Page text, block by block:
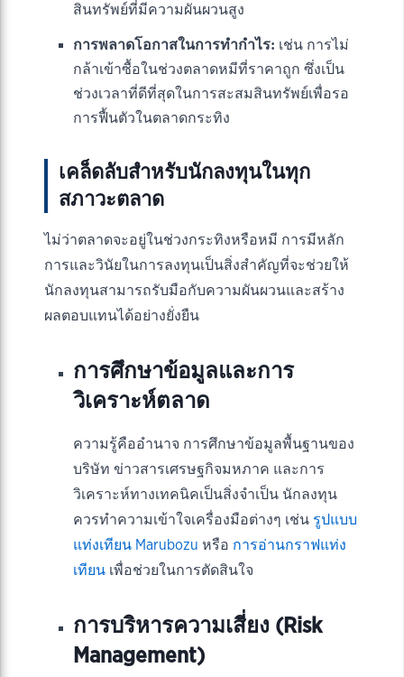
สินทรัพย์ที่มีความผันผวนสูง
การพลาดโอกาสในการทำกำไร: เช่น การไม่
กล้าเข้าซื้อในช่วงตลาดหมีที่ราคาถูก ซึ่งเป็น
ช่วงเวลาที่ดีที่สุดในการสะสมสินทรัพย์เพื่อรอ
การฟื้นตัวในตลาดกระทิง
เคล็ดลับสำหรับนักลงทุนในทุก
สภาวะตลาด
ไม่ว่าตลาดจะอยู่ในช่วงกระทิงหรือหมี การมีหลัก
การและวินัยในการลงทุนเป็นสิ่งสำคัญที่จะช่วยให้
นักลงทุนสามารถรับมือกับความผันผวนและสร้าง
ผลตอบแทนได้อย่างยั่งยืน
การศึกษาข้อมูลและการ
วิเคราะห์ตลาด
ความรู้คืออำนาจ การศึกษาข้อมูลพื้นฐานของ
บริษัท ข่าวสารเศรษฐกิจมหภาค และการ
วิเคราะห์ทางเทคนิคเป็นสิ่งจำเป็น นักลงทุน
ควรทำความเข้าใจเครื่องมือต่างๆ เช่น รูปแบบ
แท่งเทียน Marubozu หรือ การอ่านกราฟแท่ง
เทียน เพื่อช่วยในการตัดสินใจ
การบริหารความเสี่ยง (Risk
Management)